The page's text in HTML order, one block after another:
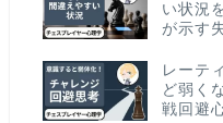
い状況
が示す
レーテ
ど弱く
戦回避